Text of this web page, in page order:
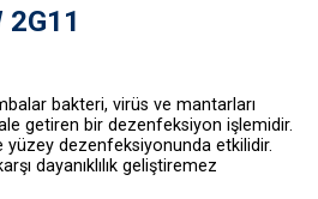
bakteri, virüs ve mantarları
getiren bir dezenfeksiyon işlemidir.
yüzey dezenfeksiyonunda etkilidir.
dayanıklılık geliştiremez